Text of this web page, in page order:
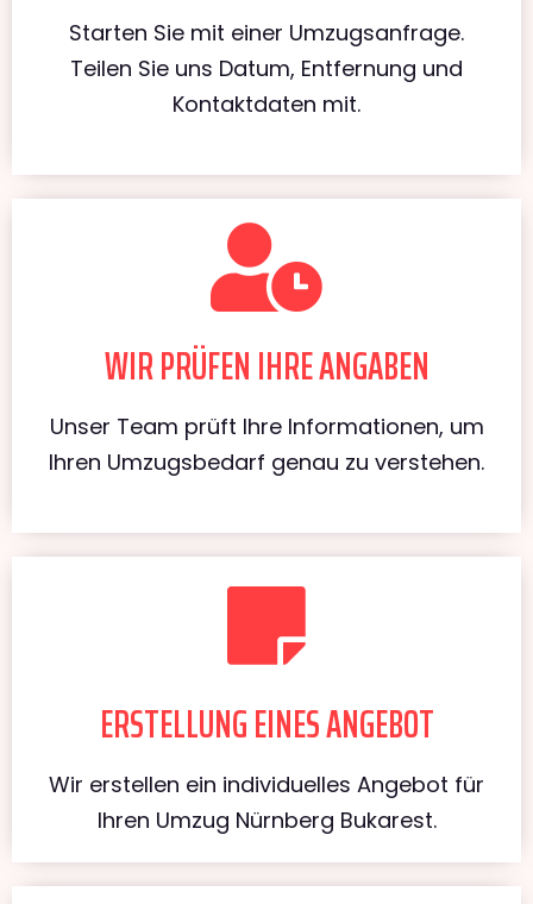
Starten Sie mit einer Umzugsanfrage.
Teilen Sie uns Datum, Entfernung und
Kontaktdaten mit.
WIR PRÜFEN IHRE ANGABEN
Unser Team prüft Ihre Informationen, um
Ihren Umzugsbedarf genau zu verstehen.
ERSTELLUNG EINES ANGEBOT
Wir erstellen ein individuelles Angebot für
Ihren Umzug Nürnberg Bukarest.